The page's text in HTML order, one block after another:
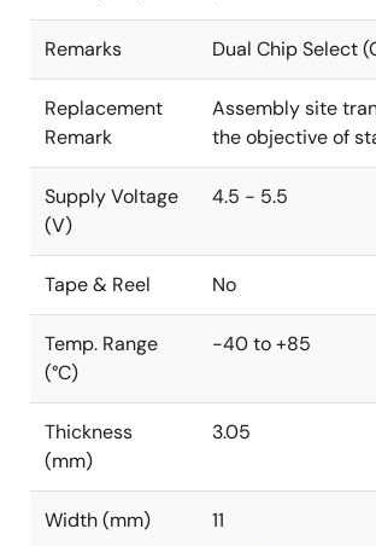
Remarks Dual Chip Select
Replacement
Remark
Assembly site
the objective of
Supply Voltage
(V)
4.5 - 5.5
Tape & Reel No
Temp. Range
(°C)
-40 to +85
Thickness
(mm)
3.05
Width (mm) 11